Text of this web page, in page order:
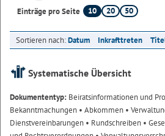
Einträge pro Seite
10 20 50
Sortieren nach:Datum Inkrafttreten
Systematische Übersicht
Dokumententyp: Beiratsinformationen und
Bekanntmachungen • Abkommen •
Dienstvereinbarungen • Rundschreiben •